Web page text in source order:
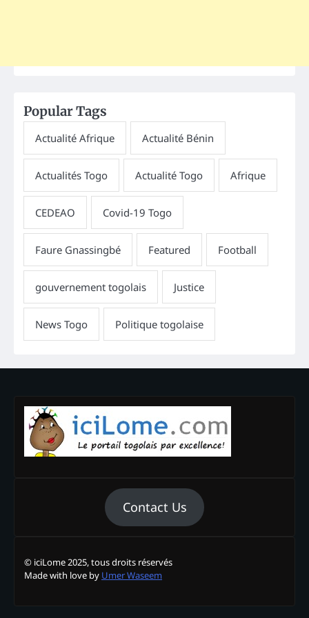
Popular Tags
Contact Us
© iciLome 2025, tous droits réservés
Made with love by Umer Waseem